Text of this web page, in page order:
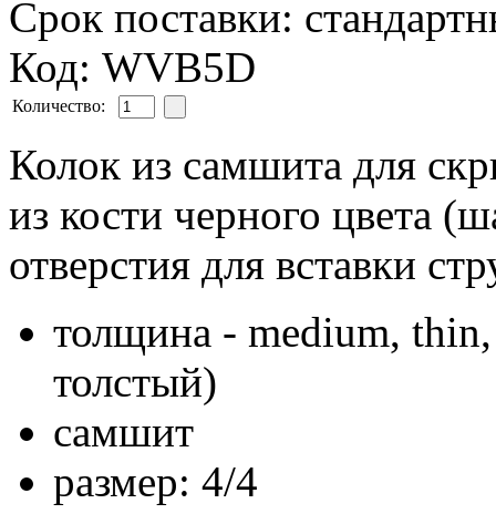
Срок поставки:
Код: WVB5D
Количество:
Колок из самшита для
из кости черного цвета
отверстия для вставки
толщина - medium,
толстый)
самшит
размер: 4/4